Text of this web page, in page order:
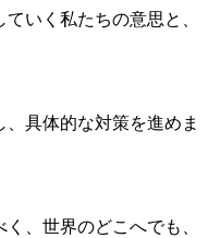
いく私たちの意思と、
具体的な対策を進めま
、世界のどこへでも、